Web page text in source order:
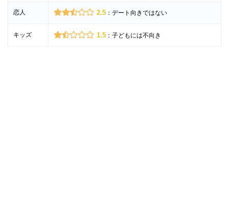
恋人 2.5：デート向きではない
キッズ 1.5：子どもには不向き